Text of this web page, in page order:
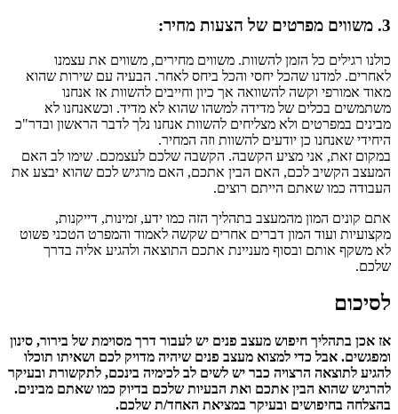
3. משווים מפרטים של הצעות מחיר:
כולנו רגילים כל הזמן להשוות. משווים מחירים, משווים את עצמנו
לאחרים. למדנו שהכל יחסי והכל ביחס לאחר. הבעיה עם שירות שהוא
מאוד אמורפי וקשה להשוואה אך כיון וחייבים להשוות אז אנחנו
משתמשים בכלים של מדידה למשהו שהוא לא מדיד. וכשאנחנו לא
מבינים במפרטים ולא מצליחים להשוות אנחנו נלך לדבר הראשון ובדר"כ
היחידי שאנחנו כן יודעים להשוות וזה המחיר.
במקום זאת, אני מציע הקשבה. הקשבה שלכם לעצמכם. שימו לב האם
המעצב הקשיב לכם, האם הבין אתכם, האם מרגיש לכם שהוא יבצע את
העבודה כמו שאתם הייתם רוצים.
אתם קונים המון מהמעצב בתהליך הזה כמו ידע, זמינות, דייקנות,
מקצועיות ועוד המון דברים אחרים שקשה לאמוד והמפרט הטכני פשוט
לא משקף אותם ובסוף מעניינת אתכם התוצאה ולהגיע אליה בדרך
שלכם.
לסיכום
אז אכן בתהליך חיפוש מעצב פנים יש לעבור דרך מסוימת של בירור, סינון
ומפגשים. אבל כדי למצוא מעצב פנים שיהיה מדויק לכם ושאיתו תוכלו
להגיע לתוצאה הרצויה כבר יש לשים לב לכימיה בינכם, לתקשורת ובעיקר
להרגיש שהוא הבין אתכם ואת הבעיות שלכם בדיוק כמו שאתם מבינים.
בהצלחה בחיפושים ובעיקר במציאת האחד/ת שלכם.